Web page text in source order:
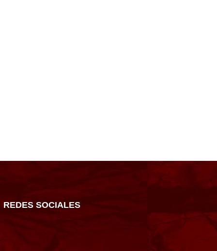
REDES SOCIALES